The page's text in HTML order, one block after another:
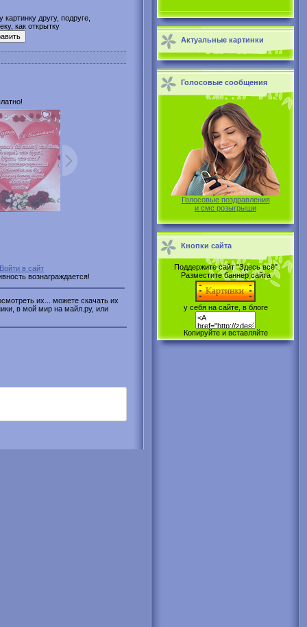
другу, подруге,
как открытку
Войти в сайт
вознаграждается!
их... можете скачать их
в мой мир на майл.ру, или
Актуальные картинки
Голосовые сообщения
Голосовые поздравления
и смс розыгрыши
Кнопки сайта
Поддержите сайт "Здесь всё"
Разместите баннер сайта
у себя на сайте, в блоге
Копируйте и вставляйте